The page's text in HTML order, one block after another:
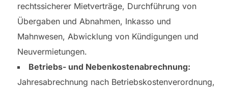
rechtssicherer Mietverträge, Durchführung von
Übergaben und Abnahmen, Inkasso und
Mahnwesen, Abwicklung von Kündigungen und
Neuvermietungen.
Betriebs- und Nebenkostenabrechnung:
Jahresabrechnung nach Betriebskostenverordnung,